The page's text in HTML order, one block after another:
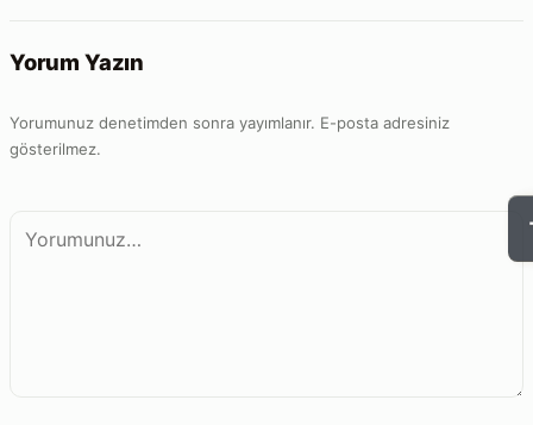
Yorum Yazın
Yorumunuz denetimden sonra yayımlanır. E-posta adresiniz
gösterilmez.
Yorum